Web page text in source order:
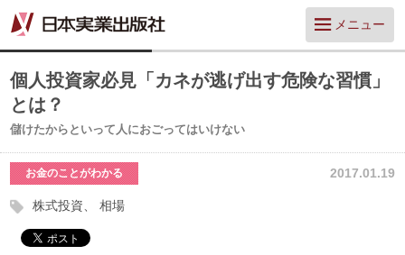
メニュー
個人投資家必見「カネが逃げ出す危険な習慣」
とは？
儲けたからといって人におごってはいけない
2017.01.19
お金のことがわかる
株式投資 相場